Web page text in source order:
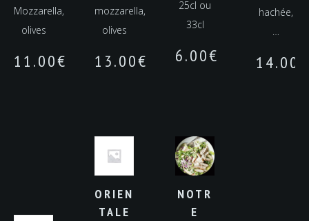
Mozzarella,
olives
11.00€
hachée,
…
14.00
mozzarella,
olives
13.00€
25cl ou
33cl
6.00€
NOTR
E
ORIEN
TALE